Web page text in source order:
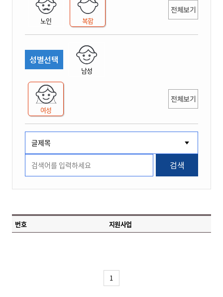
노인 복합
전체보기
성별선택
남성
여성
전체보기
검색
번호 지원사업
1